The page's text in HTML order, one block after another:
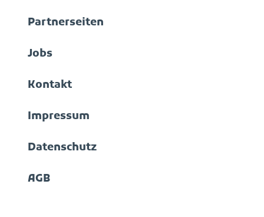
Partnerseiten
Jobs
Kontakt
Impressum
Datenschutz
AGB